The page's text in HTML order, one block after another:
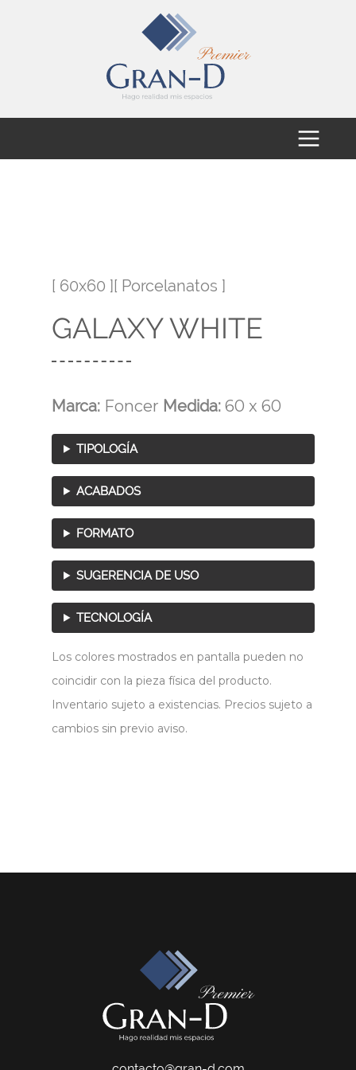
[ 60x60 ][ Porcelanatos ]
GALAXY WHITE
Marca: Foncer Medida: 60 x 60
TIPOLOGÍA
ACABADOS
FORMATO
SUGERENCIA DE USO
TECNOLOGÍA
Los colores mostrados en pantalla pueden no
coincidir con la pieza física del producto.
Inventario sujeto a existencias. Precios sujeto a
cambios sin previo aviso.